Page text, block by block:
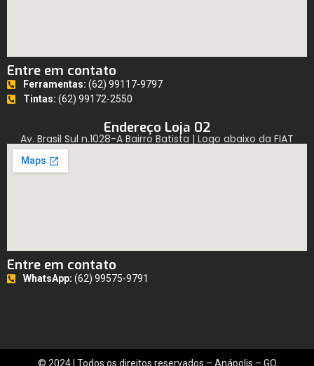
Entre em contato
Ferramentas: (62) 99117-9797
Tintas: (62) 99172-2550
Endereço Loja 02
Av. Brasil Sul n.1028-A Bairro Batista | Logo abaixo da FIAT
Entre em contato
WhatsApp: (62) 99575-9791
© 2024 | Todos os direitos reservados – Anápolis – GO